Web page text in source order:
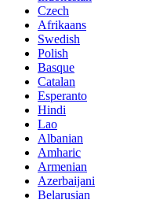
Czech
Afrikaans
Swedish
Polish
Basque
Catalan
Esperanto
Hindi
Lao
Albanian
Amharic
Armenian
Azerbaijani
Belarusian